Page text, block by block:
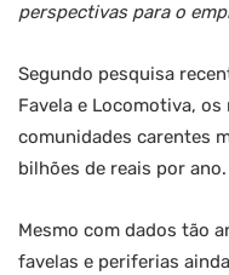
perspectivas para o
Segundo pesquisa
Favela e Locomotiva,
comunidades carentes
bilhões de reais por ano.
Mesmo com dados tão
favelas e periferias